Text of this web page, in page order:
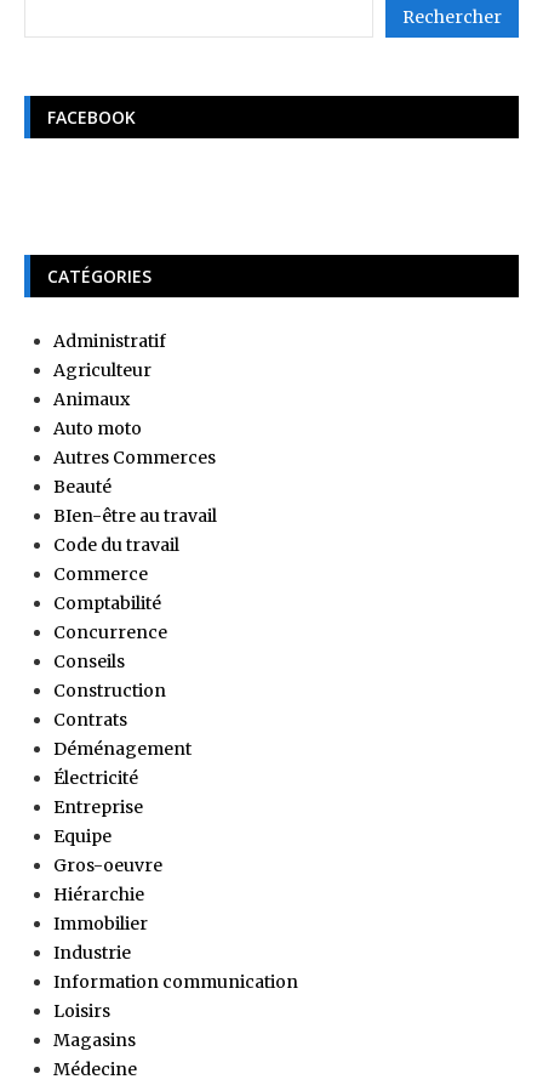
Rechercher
FACEBOOK
CATÉGORIES
Administratif
Agriculteur
Animaux
Auto moto
Autres Commerces
Beauté
BIen-être au travail
Code du travail
Commerce
Comptabilité
Concurrence
Conseils
Construction
Contrats
Déménagement
Électricité
Entreprise
Equipe
Gros-oeuvre
Hiérarchie
Immobilier
Industrie
Information communication
Loisirs
Magasins
Médecine